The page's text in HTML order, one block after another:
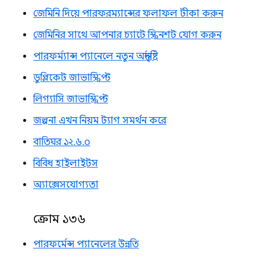
জেমিনি দিয়ে পারফরম্যান্সের ফলাফল টীকা করুন
জেমিনির সাথে আপনার চ্যাটে স্ক্রিনশট যোগ করুন
পারফর্ম্যান্স প্যানেলে নতুন অন্তর্দৃষ্টি
ডুপ্লিকেট জাভাস্ক্রিপ্ট
লিগ্যাসি জাভাস্ক্রিপ্ট
জল্পনা এখন নিয়ম ট্যাগ সমর্থন করে
বাতিঘর ১২.৬.০
বিবিধ হাইলাইটস
অ্যাক্সেসযোগ্যতা
ক্রোম ১৩৬
পারফর্মেন্স প্যানেলের উন্নতি